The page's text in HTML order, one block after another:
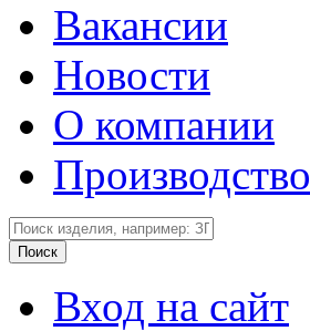
Вакансии
Новости
О компании
Производство
Вход на сайт